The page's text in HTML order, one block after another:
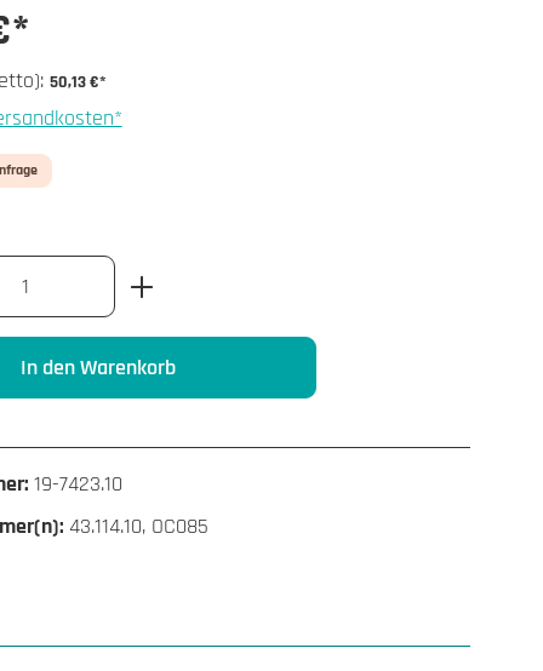
50,13 €*
Gib den gewünschten Wert ein oder
In den Warenkorb
19-7423.10
43.114.10, OC085